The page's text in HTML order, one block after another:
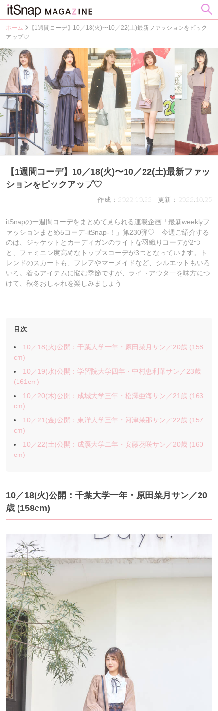
ホーム
【1週間コーデ】10／18(火)〜10／22(土)最新ファッションをピック
アップ♡
【1週間コーデ】10／18(火)〜10／22(土)最新ファッ
ションをピックアップ♡
作成：2022.10.25 更新：2022.10.25
itSnapの一週間コーデをまとめて見られる連載企画「最新weeklyフ
ァッションまとめ5コーデ-itSnap-！」第230弾♡ 今週ご紹介する
のは、ジャケットとカーディガンのライトな羽織りコーデが2つ
と、フェミニン度高めなトップスコーデが3つとなっています。ト
レンドのスカートも、フレアやマーメイドなど、シルエットもいろ
いろ。着るアイテムに悩む季節ですが、ライトアウターを味方につ
けて、秋冬おしゃれを楽しみましょう
目次
10／18(火)公開：千葉大学一年・原田菜月サン／20歳 (158
cm)
10／19(水)公開：学習院大学四年・中村恵利華サン／23歳
(161cm)
10／20(木)公開：成城大学三年・松澤亜海サン／21歳 (163
cm)
10／21(金)公開：東洋大学三年・河津茉那サン／22歳 (157
cm)
10／22(土)公開：成蹊大学二年・安藤葵咲サン／20歳 (160
cm)
10／18(火)公開：千葉大学一年・原田菜月サン／20
歳 (158cm)